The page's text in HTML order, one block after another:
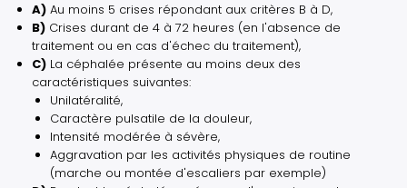
A) Au moins 5 crises répondant aux critères B à D,
B) Crises durant de 4 à 72 heures (en l'absence de
traitement ou en cas d'échec du traitement),
C) La céphalée présente au moins deux des
caractéristiques suivantes:
Unilatéralité,
Caractère pulsatile de la douleur,
Intensité modérée à sévère,
Aggravation par les activités physiques de routine
(marche ou montée d'escaliers par exemple)